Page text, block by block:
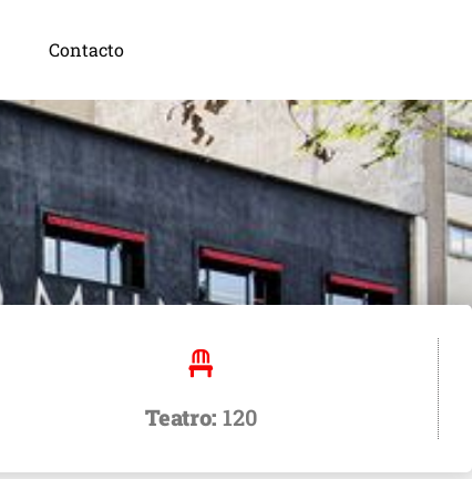
Contacto
Teatro: 120